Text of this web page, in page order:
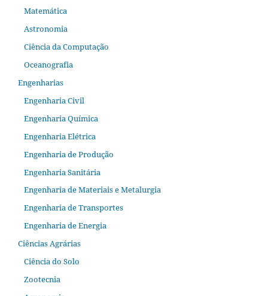
Matemática
Astronomia
Ciência da Computação
Oceanografia
Engenharias
Engenharia Civil
Engenharia Química
Engenharia Elétrica
Engenharia de Produção
Engenharia Sanitária
Engenharia de Materiais e Metalurgia
Engenharia de Transportes
Engenharia de Energia
Ciências Agrárias
Ciência do Solo
Zootecnia